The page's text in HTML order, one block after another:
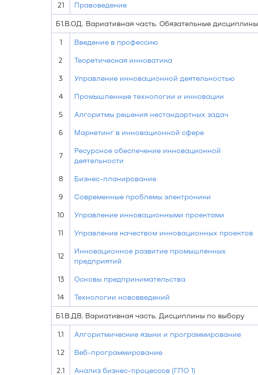
21 Правоведение
Б1.В.ОД. Вариативная часть. Обязательные дисциплины
1 Введение в профессию
2 Теоретическая инноватика
3 Управление инновационной деятельностью
4 Промышленные технологии и инновации
5 Алгоритмы решения нестандартных задач
6 Маркетинг в инновационной сфере
7
Ресурсное обеспечение инновационной
деятельности
8 Бизнес-планирование
9 Современные проблемы электроники
10 Управление инновационными проектами
11 Управление качеством инновационных проектов
12
Инновационное развитие промышленных
предприятий
13 Основы предпринимательства
14 Технологии нововведений
Б1.В.ДВ. Вариативная часть. Дисциплины по выбору
1.1 Алгоритмические языки и программирование
1.2 Веб-программирование
2.1 Анализ бизнес-процессов (ГПО 1)